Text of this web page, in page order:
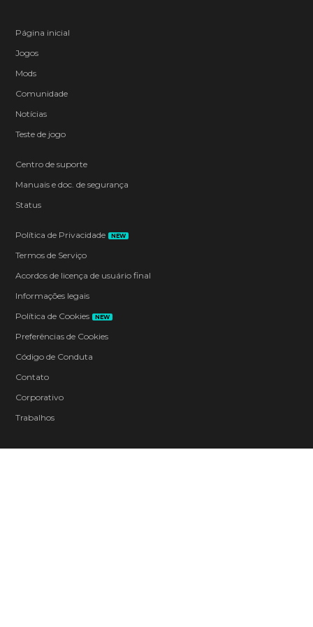
Página inicial
Jogos
Mods
Comunidade
Notícias
Teste de jogo
Centro de suporte
Manuais e doc. de segurança
Status
Política de Privacidade NEW
Termos de Serviço
Acordos de licença de usuário final
Informações legais
Política de Cookies
NEW
Preferências de Cookies
Código de Conduta
Contato
Corporativo
Trabalhos